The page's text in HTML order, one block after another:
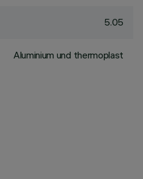
5.05
Aluminium und thermoplast